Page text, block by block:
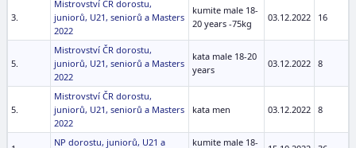
3.
Mistrovství ČR dorostu,
juniorů, U21, seniorů a Masters
2022
kumite male 18-
20 years -75kg
03.12.2022 16
5.
Mistrovství ČR dorostu,
juniorů, U21, seniorů a Masters
2022
kata male 18-20
years
03.12.2022 8
5.
Mistrovství ČR dorostu,
juniorů, U21, seniorů a Masters
2022
kata men 03.12.2022 8
NP dorostu, juniorů, U21 a
kumite male 18-